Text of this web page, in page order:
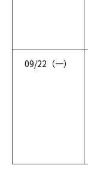
09/22（一）